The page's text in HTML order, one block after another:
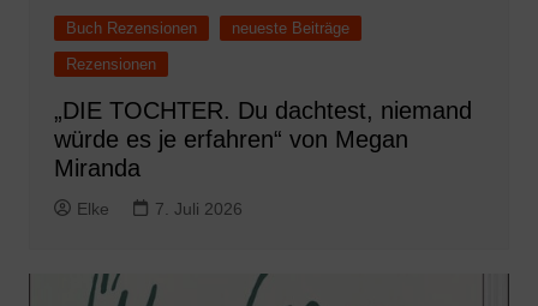
Buch Rezensionen
neueste Beiträge
Rezensionen
„DIE TOCHTER. Du dachtest, niemand
würde es je erfahren“ von Megan
Miranda
Elke 7. Juli 2026